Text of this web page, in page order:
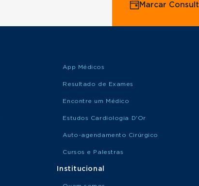
Marcar
App Médicos
Resultado de Exames
Encontre um Médico
Estudos Cardiologia D'Or
Auto-agendamento Cirúrgico
Cursos e Palestras
Institucional